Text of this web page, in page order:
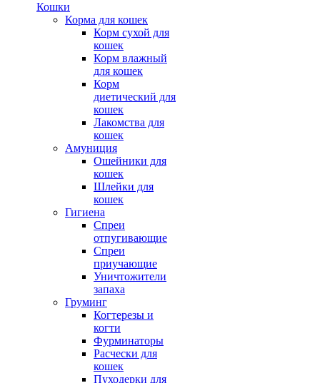
Кошки
Корма для кошек
Корм сухой для
кошек
Корм влажный
для кошек
Корм
диетический для
кошек
Лакомства для
кошек
Амуниция
Ошейники для
кошек
Шлейки для
кошек
Гигиена
Спреи
отпугивающие
Спреи
приучающие
Уничтожители
запаха
Груминг
Когтерезы и
когти
Фурминаторы
Расчески для
кошек
Пуходерки для